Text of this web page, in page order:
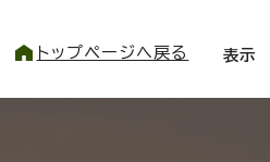
トップページへ戻る 表示